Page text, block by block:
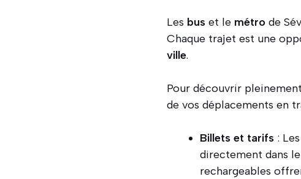
Les bus et le métro de
Chaque trajet est une
ville.
Pour découvrir
de vos déplacements en
Billets et tarifs :
directement dans
rechargeables